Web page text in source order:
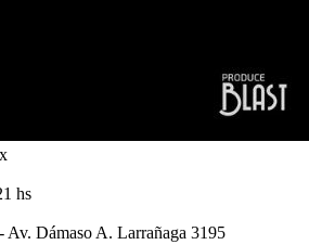
hs
Dámaso A. Larrañaga 3195